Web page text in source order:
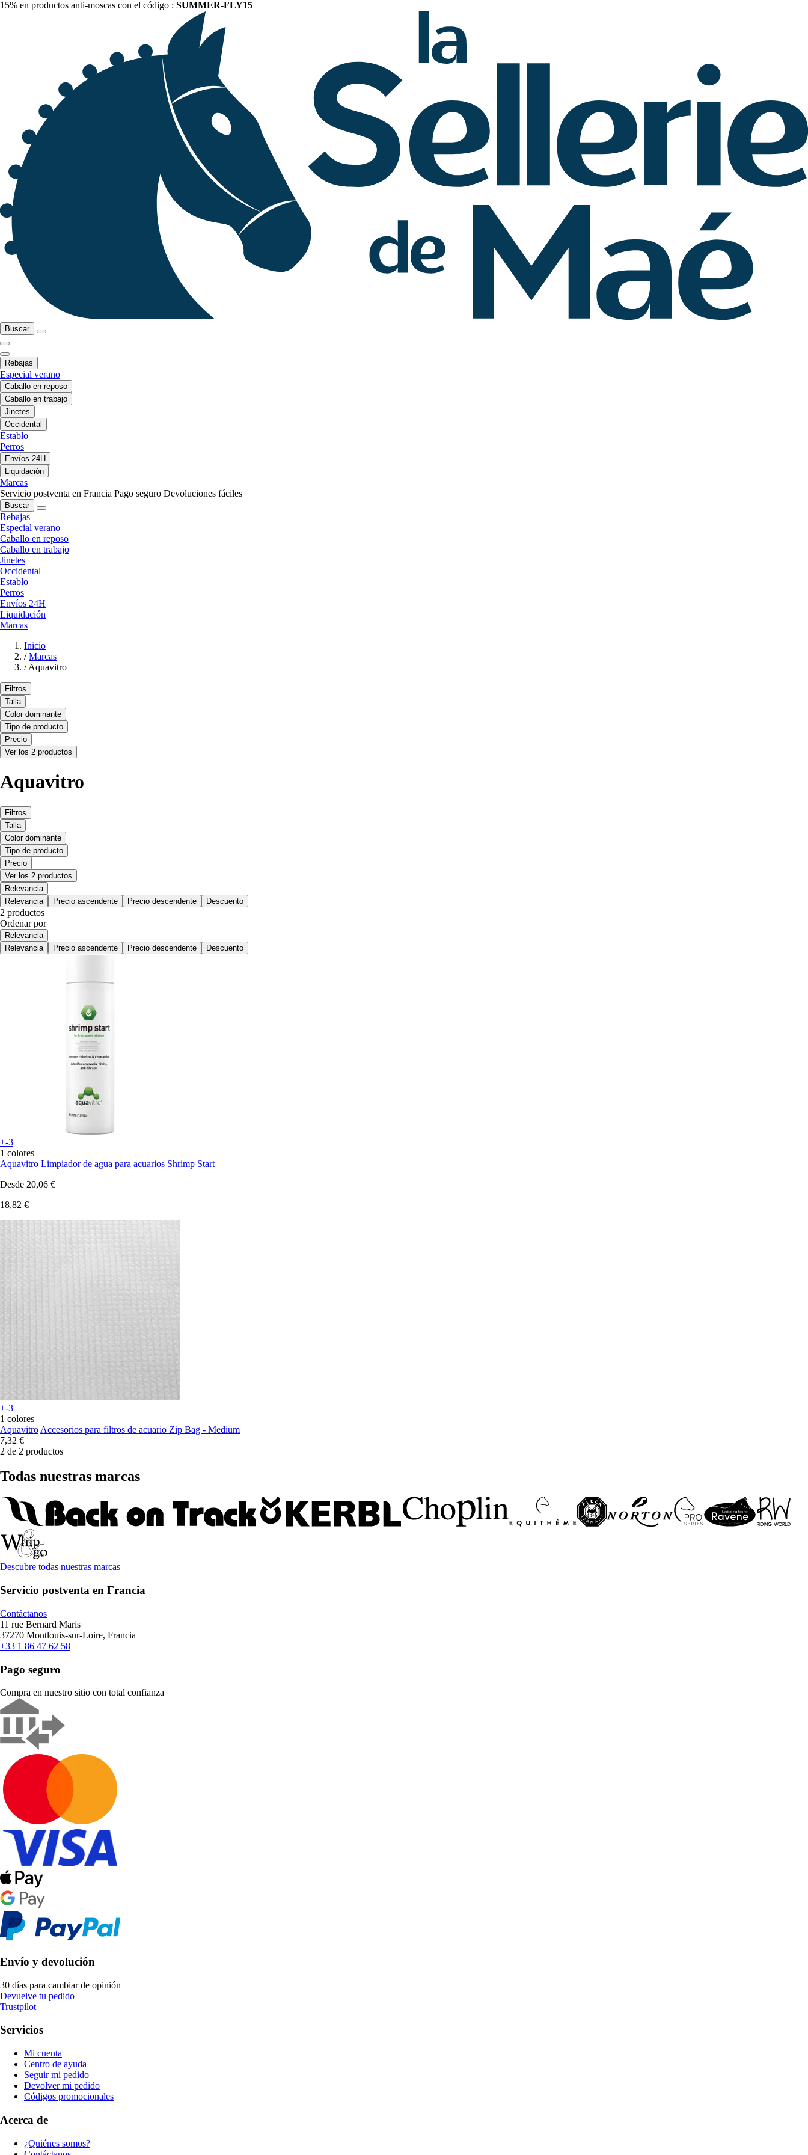
15% en productos anti-moscas con el código : SUMMER-FLY15
Buscar
Rebajas
Especial verano
Caballo en reposo
Caballo en trabajo
Jinetes
Occidental
Establo
Perros
Envíos 24H
Liquidación
Marcas
Servicio postventa en Francia Pago seguro Devoluciones fáciles
Buscar
Rebajas
Especial verano
Caballo en reposo
Caballo en trabajo
Jinetes
Occidental
Establo
Perros
Envíos 24H
Liquidación
Marcas
Inicio
/ Marcas
/ Aquavitro
Filtros
Talla
Color dominante
Tipo de producto
Precio
Ver los 2 productos
Aquavitro
Filtros
Talla
Color dominante
Tipo de producto
Precio
Ver los 2 productos
Relevancia
Relevancia
Precio ascendente Precio descendente Descuento
2 productos
Ordenar por
Relevancia
Relevancia
Precio ascendente Precio descendente Descuento
+-3
1 colores
Aquavitro Limpiador de agua para acuarios Shrimp Start
Desde 20,06 €
18,82 €
+-3
1 colores
Aquavitro Accesorios para filtros de acuario Zip Bag - Medium
7,32 €
2 de 2 productos
Todas nuestras marcas
Descubre todas nuestras marcas
Servicio postventa en Francia
Contáctanos
11 rue Bernard Maris
37270 Montlouis-sur-Loire, Francia
+33 1 86 47 62 58
Pago seguro
Compra en nuestro sitio con total confianza
Envío y devolución
30 días para cambiar de opinión
Devuelve tu pedido
Trustpilot
Servicios
Mi cuenta
Centro de ayuda
Seguir mi pedido
Devolver mi pedido
Códigos promocionales
Acerca de
¿Quiénes somos?